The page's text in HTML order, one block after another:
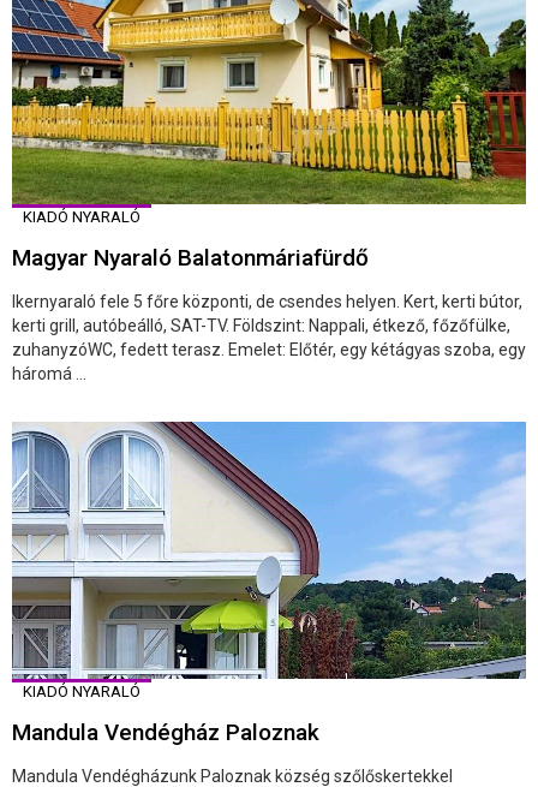
KIADÓ NYARALÓ
Magyar Nyaraló Balatonmáriafürdő
Ikernyaraló fele 5 főre központi, de csendes helyen. Kert, kerti bútor,
kerti grill, autóbeálló, SAT-TV. Földszint: Nappali, étkező, főzőfülke,
zuhanyzóWC, fedett terasz. Emelet: Előtér, egy kétágyas szoba, egy
háromá ...
KIADÓ NYARALÓ
Mandula Vendégház Paloznak
Mandula Vendégházunk Paloznak község szőlőskertekkel